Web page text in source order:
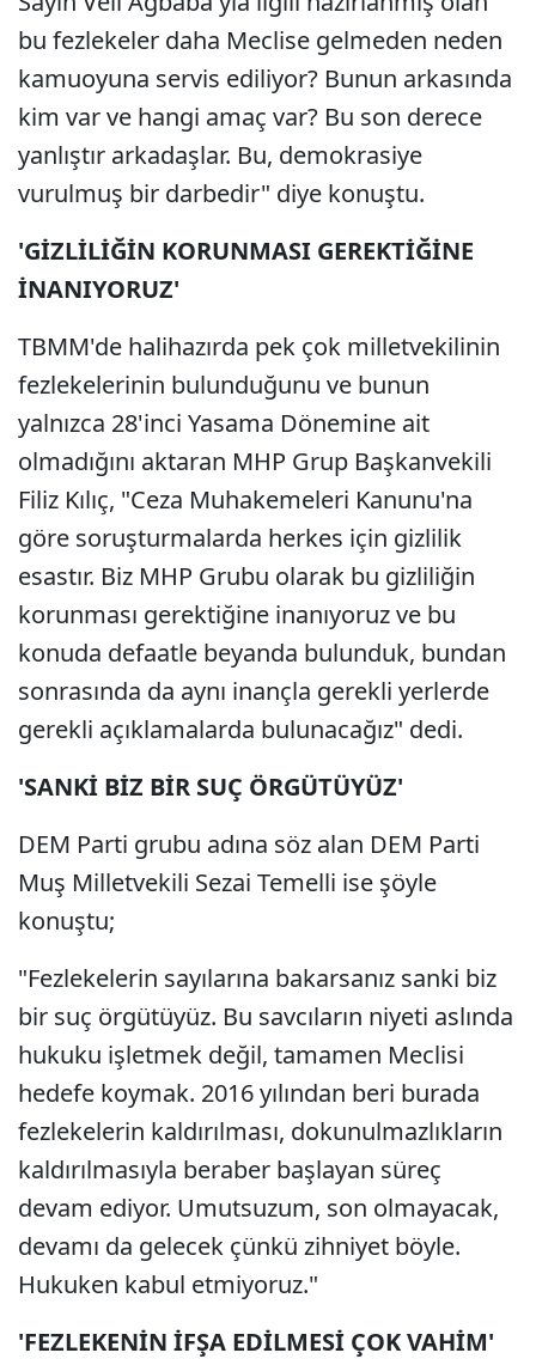
bu fezlekeler daha Meclise gelmeden neden
kamuoyuna servis ediliyor? Bunun arkasında
kim var ve hangi amaç var? Bu son derece
yanlıştır arkadaşlar. Bu, demokrasiye
vurulmuş bir darbedir" diye konuştu.
'GİZLİLİĞİN KORUNMASI GEREKTİĞİNE
İNANIYORUZ'
TBMM'de halihazırda pek çok milletvekilinin
fezlekelerinin bulunduğunu ve bunun
yalnızca 28'inci Yasama Dönemine ait
olmadığını aktaran MHP Grup Başkanvekili
Filiz Kılıç, "Ceza Muhakemeleri Kanunu'na
göre soruşturmalarda herkes için gizlilik
esastır. Biz MHP Grubu olarak bu gizliliğin
korunması gerektiğine inanıyoruz ve bu
konuda defaatle beyanda bulunduk, bundan
sonrasında da aynı inançla gerekli yerlerde
gerekli açıklamalarda bulunacağız" dedi.
'SANKİ BİZ BİR SUÇ ÖRGÜTÜYÜZ'
DEM Parti grubu adına söz alan DEM Parti
Muş Milletvekili Sezai Temelli ise şöyle
konuştu;
"Fezlekelerin sayılarına bakarsanız sanki biz
bir suç örgütüyüz. Bu savcıların niyeti aslında
hukuku işletmek değil, tamamen Meclisi
hedefe koymak. 2016 yılından beri burada
fezlekelerin kaldırılması, dokunulmazlıkların
kaldırılmasıyla beraber başlayan süreç
devam ediyor. Umutsuzum, son olmayacak,
devamı da gelecek çünkü zihniyet böyle.
Hukuken kabul etmiyoruz."
'FEZLEKENİN İFŞA EDİLMESİ ÇOK VAHİM'